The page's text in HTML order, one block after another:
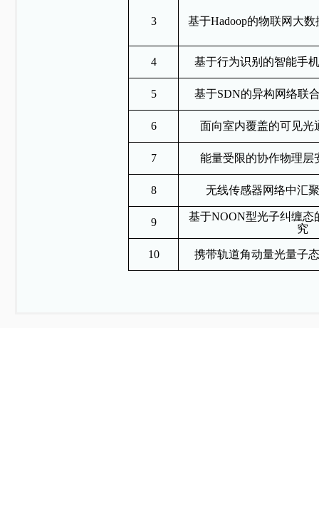
3 基于Hadoop的物联网大
4 基于行为识别的智能手
5 基于SDN的异构网络联
6 面向室内覆盖的可见光
7 能量受限的协作物理层
8 无线传感器网络中汇
9
基于NOON型光子纠缠态
究
10 携带轨道角动量光量子